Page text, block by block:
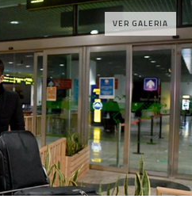
VER GALERIA